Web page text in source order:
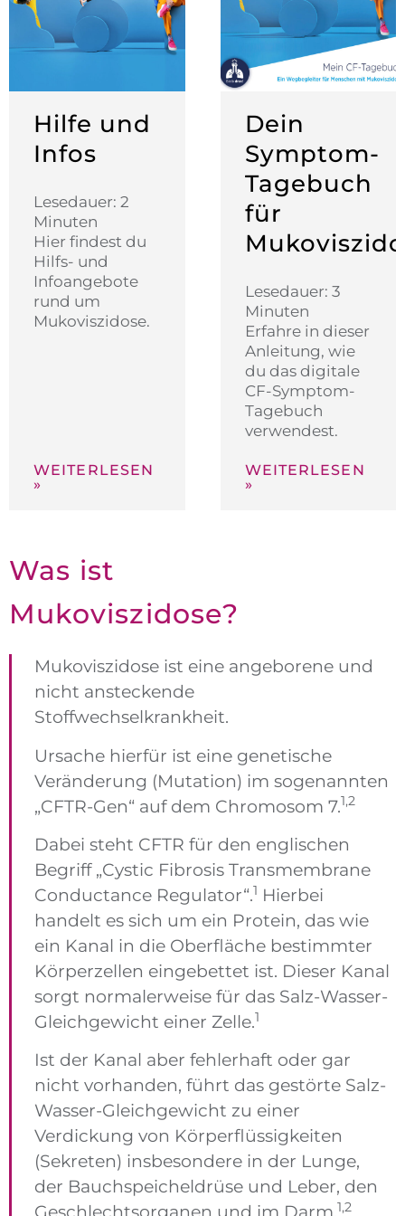
Hilfe und
Infos
Lesedauer: 2
Minuten
Hier findest du
Hilfs- und
Infoangebote
rund um
Mukoviszidose.
WEITERLESEN
»
Dein
Symptom-
Tagebuch
für
Lesedauer: 3
Minuten
Erfahre in dieser
Anleitung, wie
du das digitale
CF-Symptom-
Tagebuch
verwendest.
WEITERLESEN
»
Was ist
Mukoviszi­dose?
Mukoviszidose ist eine angeborene und
nicht ansteckende
Stoffwechselkrankheit.
Ursache hierfür ist eine genetische
Veränderung (Mutation) im sogenannten
„CFTR-Gen“ auf dem Chromosom 7.1,2
Dabei steht CFTR für den englischen
Begriff „Cystic Fibrosis Transmembrane
Conductance Regulator“.1 Hierbei
handelt es sich um ein Protein, das wie
ein Kanal in die Oberfläche bestimmter
Körperzellen eingebettet ist. Dieser Kanal
sorgt normalerweise für das Salz-Wasser-
Gleichgewicht einer Zelle.1
Ist der Kanal aber fehlerhaft oder gar
nicht vorhanden, führt das gestörte Salz-
Wasser-Gleichgewicht zu einer
Verdickung von Körperflüssigkeiten
(Sekreten) insbesondere in der Lunge,
der Bauchspeicheldrüse und Leber, den
1,2